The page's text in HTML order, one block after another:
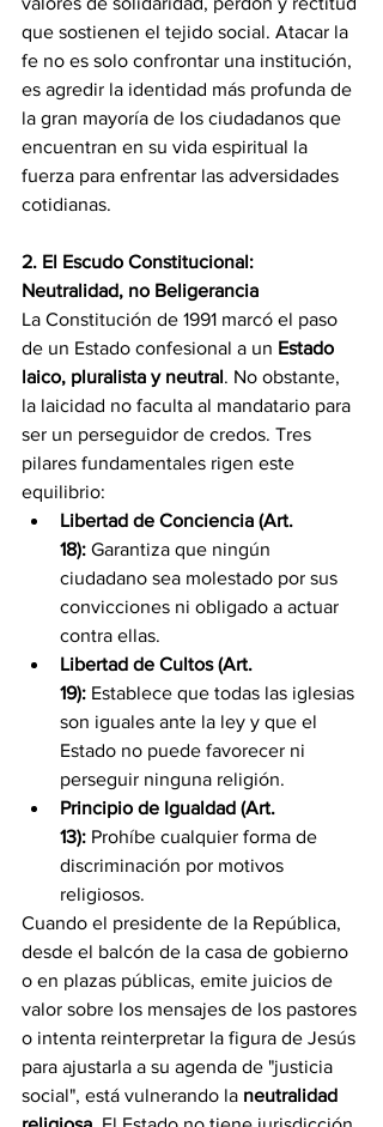
que sostienen el tejido social. Atacar la
fe no es solo confrontar una institución,
es agredir la identidad más profunda de
la gran mayoría de los ciudadanos que
encuentran en su vida espiritual la
fuerza para enfrentar las adversidades
cotidianas.
2. El Escudo Constitucional:
Neutralidad, no Beligerancia
La Constitución de 1991 marcó el paso
de un Estado confesional a un Estado
laico, pluralista y neutral. No obstante,
la laicidad no faculta al mandatario para
ser un perseguidor de credos. Tres
pilares fundamentales rigen este
equilibrio:
Libertad de Conciencia (Art.
18): Garantiza que ningún
ciudadano sea molestado por sus
convicciones ni obligado a actuar
contra ellas.
Libertad de Cultos (Art.
19): Establece que todas las iglesias
son iguales ante la ley y que el
Estado no puede favorecer ni
perseguir ninguna religión.
Principio de Igualdad (Art.
13): Prohíbe cualquier forma de
discriminación por motivos
religiosos.
Cuando el presidente de la República,
desde el balcón de la casa de gobierno
o en plazas públicas, emite juicios de
valor sobre los mensajes de los pastores
o intenta reinterpretar la figura de Jesús
para ajustarla a su agenda de "justicia
social", está vulnerando la neutralidad